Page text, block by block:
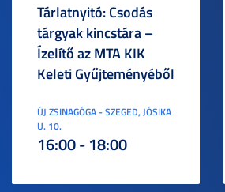
Tárlatnyitó: Csodás
tárgyak kincstára –
Ízelítő az MTA KIK
Keleti Gyűjteményéből
ÚJ ZSINAGÓGA - SZEGED, JÓSIKA
U. 10.
16:00 - 18:00